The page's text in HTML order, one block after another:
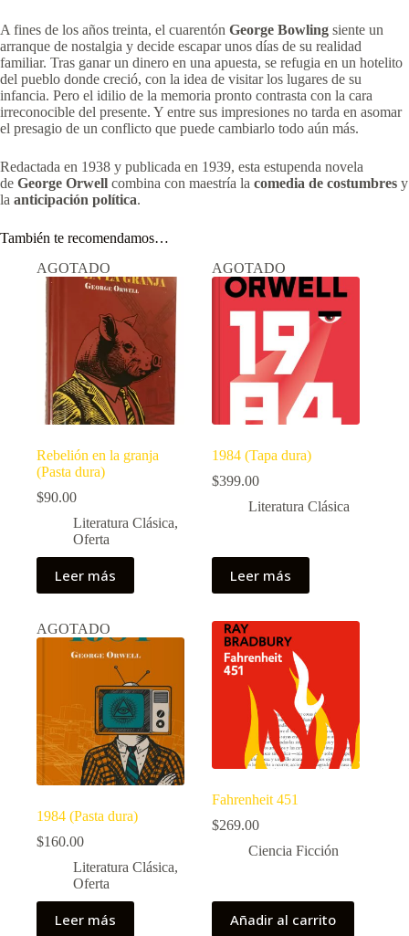
A fines de los años treinta, el cuarentón George Bowling siente un
arranque de nostalgia y decide escapar unos días de su realidad
familiar. Tras ganar un dinero en una apuesta, se refugia en un hotelito
del pueblo donde creció, con la idea de visitar los lugares de su
infancia. Pero el idilio de la memoria pronto contrasta con la cara
irreconocible del presente. Y entre sus impresiones no tarda en asomar
el presagio de un conflicto que puede cambiarlo todo aún más.
Redactada en 1938 y publicada en 1939, esta estupenda novela
de George Orwell combina con maestría la comedia de costumbres y
la anticipación política.
También te recomendamos…
AGOTADO
Rebelión en la granja
(Pasta dura)
$90.00
Literatura Clásica,
Oferta
Leer más
AGOTADO
1984 (Tapa dura)
$399.00
Literatura Clásica
Leer más
AGOTADO
1984 (Pasta dura)
$160.00
Literatura Clásica,
Oferta
Leer más
Fahrenheit 451
$269.00
Ciencia Ficción
Añadir al carrito